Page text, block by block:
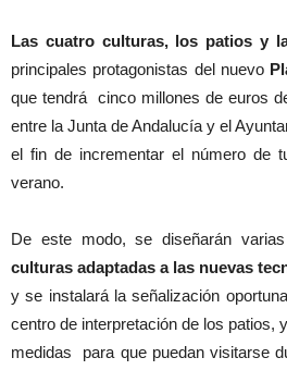
Las cuatro culturas, los patios y
principales protagonistas del nuevo
que tendrá cinco millones de euros
entre la Junta de Andalucía y el
el fin de incrementar el número de
verano.
De este modo, se diseñarán varias
culturas adaptadas a las nuevas
y se instalará la señalización
centro de interpretación de los patios,
medidas para que puedan visitarse